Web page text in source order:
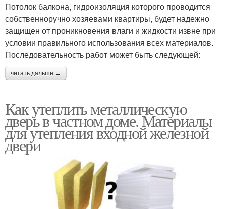
Потолок балкона, гидроизоляция которого проводится
собственноручно хозяевами квартиры, будет надежно
защищен от проникновения влаги и жидкости извне при
условии правильного использования всех материалов.
Последовательность работ может быть следующей:
читать дальше →
Как утеплить металлическую
дверь в частном доме. Материалы
для утепления входной железной
двери